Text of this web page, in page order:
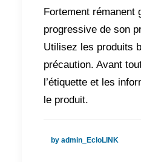
Fortement rémanent
progressive de son
Utilisez les produits
précaution. Avant
l’étiquette et les
le produit.
by admin_EcloLINK